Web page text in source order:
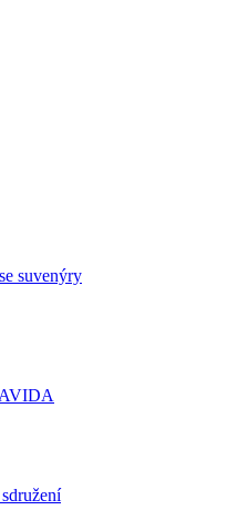
suvenýry